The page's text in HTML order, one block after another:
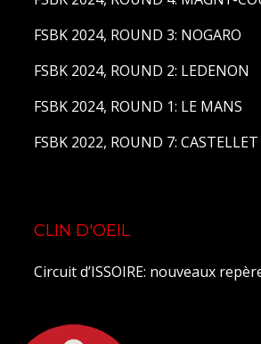
FSBK 2024, ROUND 3: NOGARO
FSBK 2024, ROUND 2: LEDENON
FSBK 2024, ROUND 1: LE MANS
FSBK 2022, ROUND 7: CASTELLET
CLIN D'OEIL
Circuit d’ISSOIRE: nouveaux